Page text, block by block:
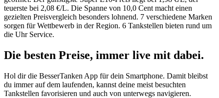
teuerste bei 2,08 €/L. Die Spanne von 10,0 Cent macht einen
gezielten Preisvergleich besonders lohnend. 7 verschiedene Marken
sorgen für Wettbewerb in der Region. 6 Tankstellen bieten rund um
die Uhr Service.
Die besten Preise, immer live mit dabei.
Hol dir die BesserTanken App für dein Smartphone. Damit bleibst
du immer auf dem laufenden, kannst deine meist besuchten
Tankstellen favorisieren und auch von unterwegs navigieren.